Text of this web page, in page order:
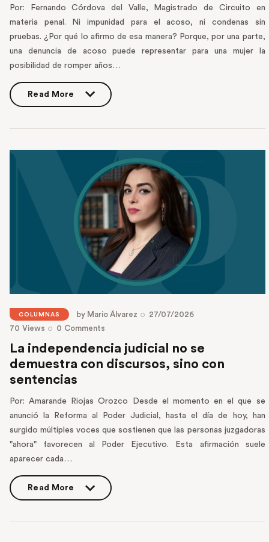
Por: Fernando Córdova del Valle, Magistrado de Circuito en
materia penal. Ni impunidad para el acoso, ni condenas sin
pruebas. ¿Por qué lo afirmo de esa manera? Porque, por una parte,
una denuncia de acoso puede representar para una mujer la
posibilidad de romper años…
Read More
COLUMNAS by Mario Álvarez
27/07/2026
70 Views 0 Comments
La independencia judicial no se
demuestra con discursos, sino con
sentencias
Por: Amarande Riojas Orozco Desde el momento en el que se
anunció la Reforma al Poder Judicial, hasta el día de hoy, han
surgido múltiples voces que sostienen que las personas juzgadoras
"ahora" favorecen al Poder Ejecutivo. Esta afirmación suele
aparecer cada…
Read More